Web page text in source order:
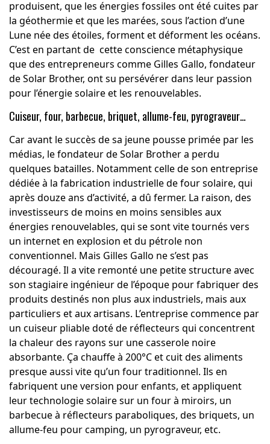
produisent, que les énergies fossiles ont été cuites par
la géothermie et que les marées, sous l’action d’une
Lune née des étoiles, forment et déforment les océans.
C’est en partant de cette conscience métaphysique
que des entrepreneurs comme Gilles Gallo, fondateur
deSolar Brother, ont su persévérer dans leur passion
pour l’énergie solaire et les renouvelables.
Cuiseur, four, barbecue, briquet, allume-feu, pyrograveur…
Car avant le succès de sa jeune pousse primée par les
médias, le fondateur de Solar Brother a perdu
quelques batailles. Notamment celle de son entreprise
dédiée à la fabrication industrielle de four solaire, qui
après douze ans d’activité, a dû fermer. La raison, des
investisseurs de moins en moins sensibles aux
énergies renouvelables, qui se sont vite tournés vers
un internet en explosion et du pétrole non
conventionnel. Mais Gilles Gallo ne s’est pas
découragé. Il a vite remonté une petite structure avec
son stagiaire ingénieur de l’époque pour fabriquer des
produits destinés non plus aux industriels, mais aux
particuliers et aux artisans. L’entreprise commence par
un cuiseur pliable doté de réflecteurs qui concentrent
la chaleur des rayons sur une casserole noire
absorbante. Ça chauffe à 200°C et cuit des aliments
presque aussi vite qu’un four traditionnel. Ils en
fabriquent une version pour enfants, et appliquent
leur technologie solaire sur un four à miroirs, un
barbecue à réflecteurs paraboliques, des briquets, un
allume-feu pour camping, un pyrograveur, etc.